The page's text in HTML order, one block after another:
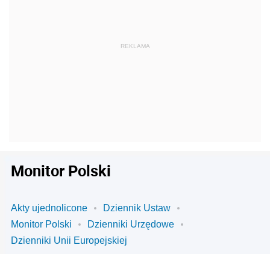
Monitor Polski
Akty ujednolicone
Dziennik Ustaw
Monitor Polski
Dzienniki Urzędowe
Dzienniki Unii Europejskiej